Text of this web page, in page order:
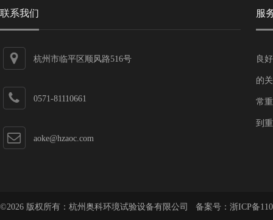
联系我们
杭州市临平区顺风路516号
0571-81110661
aoke@hzaoc.com
服
良
的
常
到
©2026 版权所有：杭州奥科环境试验设备有限公司 备案号： 浙ICP备